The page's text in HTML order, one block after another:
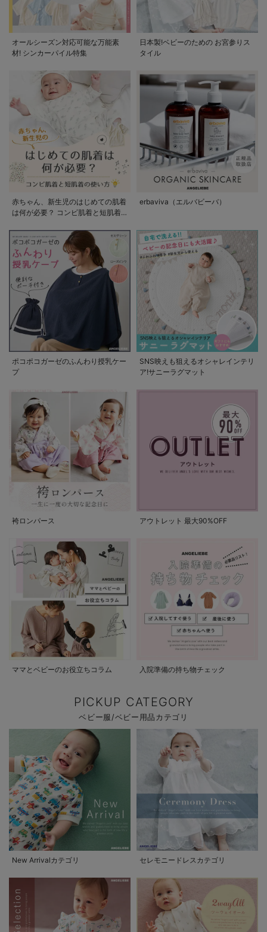
オールシーズン対応可能な万能素
材! シンカーパイル特集
日本製!ベビーのための お宮参りス
タイル
赤ちゃん、新生児のはじめての肌着
は何が必要？ コンビ肌着と短肌着
erbaviva（エルバビーバ）
ポコポコガーゼのふんわり授乳ケー
プ
SNS映えも狙えるオシャレインテリ
ア!サニーラグマット
袴ロンパース アウトレット 最大90%OFF
ママとベビーのお役立ちコラム 入院準備の持ち物チェック
PICKUP CATEGORY
ベビー服/ベビー用品カテゴリ
New Arrivalカテゴリ セレモニードレスカテゴリ